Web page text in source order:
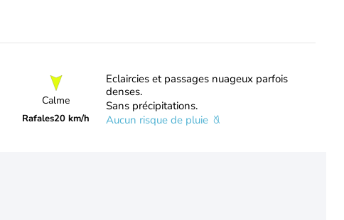
Calme
Rafales20 km/h
Eclaircies et passages nuageux parfois
denses.
Sans précipitations.
Aucun risque de pluie